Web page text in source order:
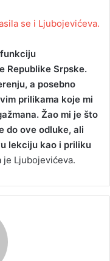
se i Ljubojevićeva.
Republike Srpske.
a posebno
prilikama koje mi
Žao mi je što
do ove odluke, ali
lekciju kao i priliku
je Ljubojevićeva.